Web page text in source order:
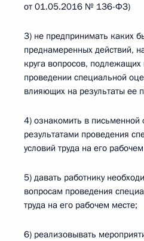
от 01.05.2016 № 136-ФЗ)
3) не предпринимать каких
преднамеренных действий,
круга вопросов,
проведении специальной
влияющих на результаты ее
4) ознакомить в письменной
результатами проведения
условий труда на его
5) давать работнику
вопросам проведения
труда на его рабочем месте;
6) реализовывать